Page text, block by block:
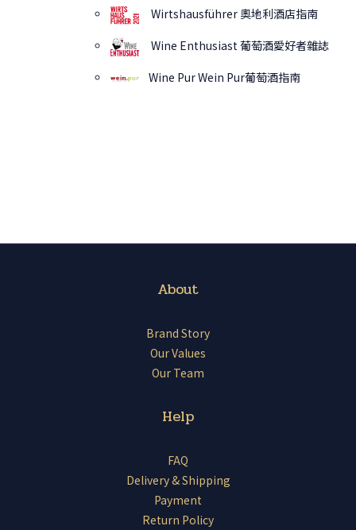
Wirtshausführer 奧地利酒店指南
Wine Enthusiast 葡萄酒愛好者雜誌
Wine Pur Wein Pur葡萄酒指南
About
Brand Story
Our Values
Our Team
Help
FAQ
Delivery & Shipping
Payment
Return Policy